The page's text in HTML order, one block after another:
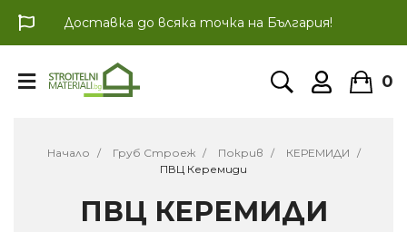
Доставка до всяка точка на България!
0
Начало Груб Строеж Покрив
КЕРЕМИДИ
ПВЦ Керемиди
ПВЦ КЕРЕМИДИ